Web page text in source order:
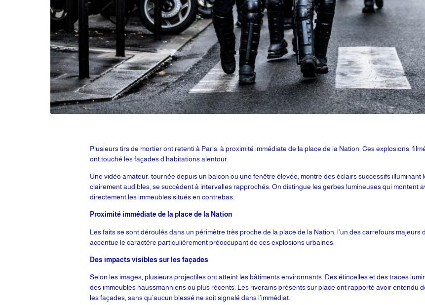
Plusieurs tirs de mortier ont retenti à Paris, à proximité immédiate de la place de la Nation. Ces explosions,
ont touché les façades d’habitations alentour.
Une vidéo amateur, tournée depuis un balcon ou une fenêtre élevée, montre des éclairs successifs illuminant
clairement audibles, se succèdent à intervalles rapprochés. On distingue les gerbes lumineuses qui montent
directement les immeubles situés en contrebas.
Proximité immédiate de la place de la Nation
Les faits se sont déroulés dans un périmètre très proche de la place de la Nation, l’un des carrefours majeurs
accentue le caractère particulièrement préoccupant de ces explosions urbaines.
Des impacts visibles sur les façades
Selon les images, plusieurs projectiles ont atteint les bâtiments environnants. Des étincelles et des traces
des immeubles haussmanniens ou plus récents. Les riverains présents sur place ont rapporté avoir entendu
les façades, sans qu’aucun blessé ne soit signalé dans l’immédiat.